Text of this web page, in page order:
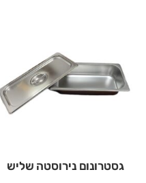
גסטרונום נירוסטה שליש